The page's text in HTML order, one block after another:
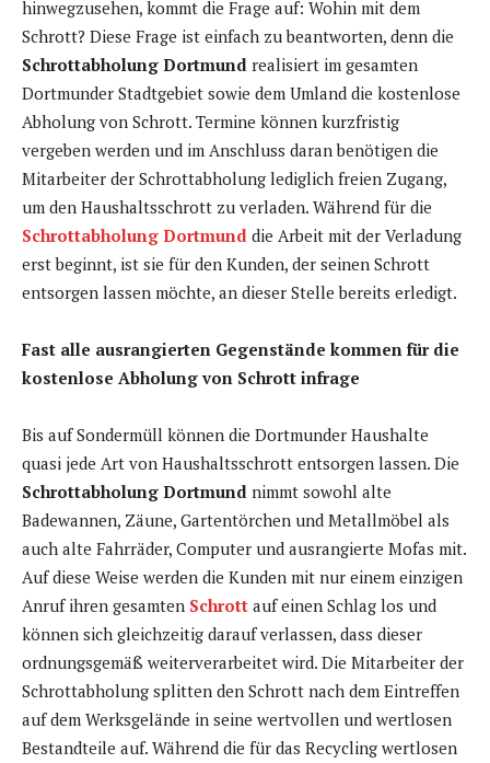
hinwegzusehen, kommt die Frage auf: Wohin mit dem
Schrott? Diese Frage ist einfach zu beantworten, denn die
Schrottabholung Dortmund realisiert im gesamten
Dortmunder Stadtgebiet sowie dem Umland die kostenlose
Abholung von Schrott. Termine können kurzfristig
vergeben werden und im Anschluss daran benötigen die
Mitarbeiter der Schrottabholung lediglich freien Zugang,
um den Haushaltsschrott zu verladen. Während für die
Schrottabholung Dortmund die Arbeit mit der Verladung
erst beginnt, ist sie für den Kunden, der seinen Schrott
entsorgen lassen möchte, an dieser Stelle bereits erledigt.
Fast alle ausrangierten Gegenstände kommen für die
kostenlose Abholung von Schrott infrage
Bis auf Sondermüll können die Dortmunder Haushalte
quasi jede Art von Haushaltsschrott entsorgen lassen. Die
Schrottabholung Dortmund nimmt sowohl alte
Badewannen, Zäune, Gartentörchen und Metallmöbel als
auch alte Fahrräder, Computer und ausrangierte Mofas mit.
Auf diese Weise werden die Kunden mit nur einem einzigen
Anruf ihren gesamten Schrott auf einen Schlag los und
können sich gleichzeitig darauf verlassen, dass dieser
ordnungsgemäß weiterverarbeitet wird. Die Mitarbeiter der
Schrottabholung splitten den Schrott nach dem Eintreffen
auf dem Werksgelände in seine wertvollen und wertlosen
Bestandteile auf. Während die für das Recycling wertlosen